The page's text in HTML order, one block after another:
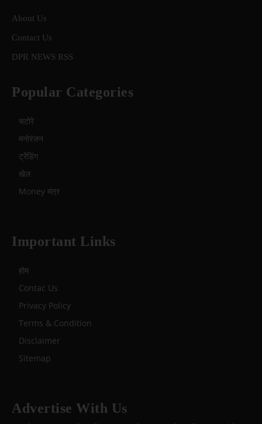
About Us
Contact Us
DPR NEWS RSS
Popular Categories
चटोरे
मनोरंजन
ट्रेंडिंग
खेल
Money मंत्र
Important Links
होम
Contac Us
Privacy Policy
Terms & Condition
Disclaimer
Sitemap
Advertise With Us